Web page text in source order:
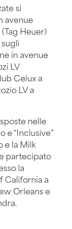
si
avenue
Heuer)
in avenue
LV
Celux a
LV a
nelle
e “Inclusive”
e la Milk
partecipato
la
California a
Orleans e